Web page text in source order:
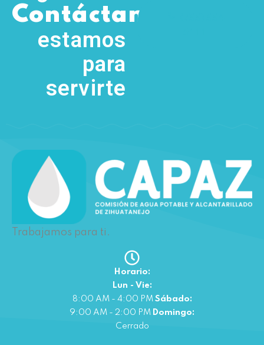
Contáctanos
estamos
para
servirte
Trabajamos para ti.
Horario:
Lun - Vie:
8:00 AM - 4:00 PM Sábado:
9:00 AM - 2:00 PM Domingo:
Cerrado